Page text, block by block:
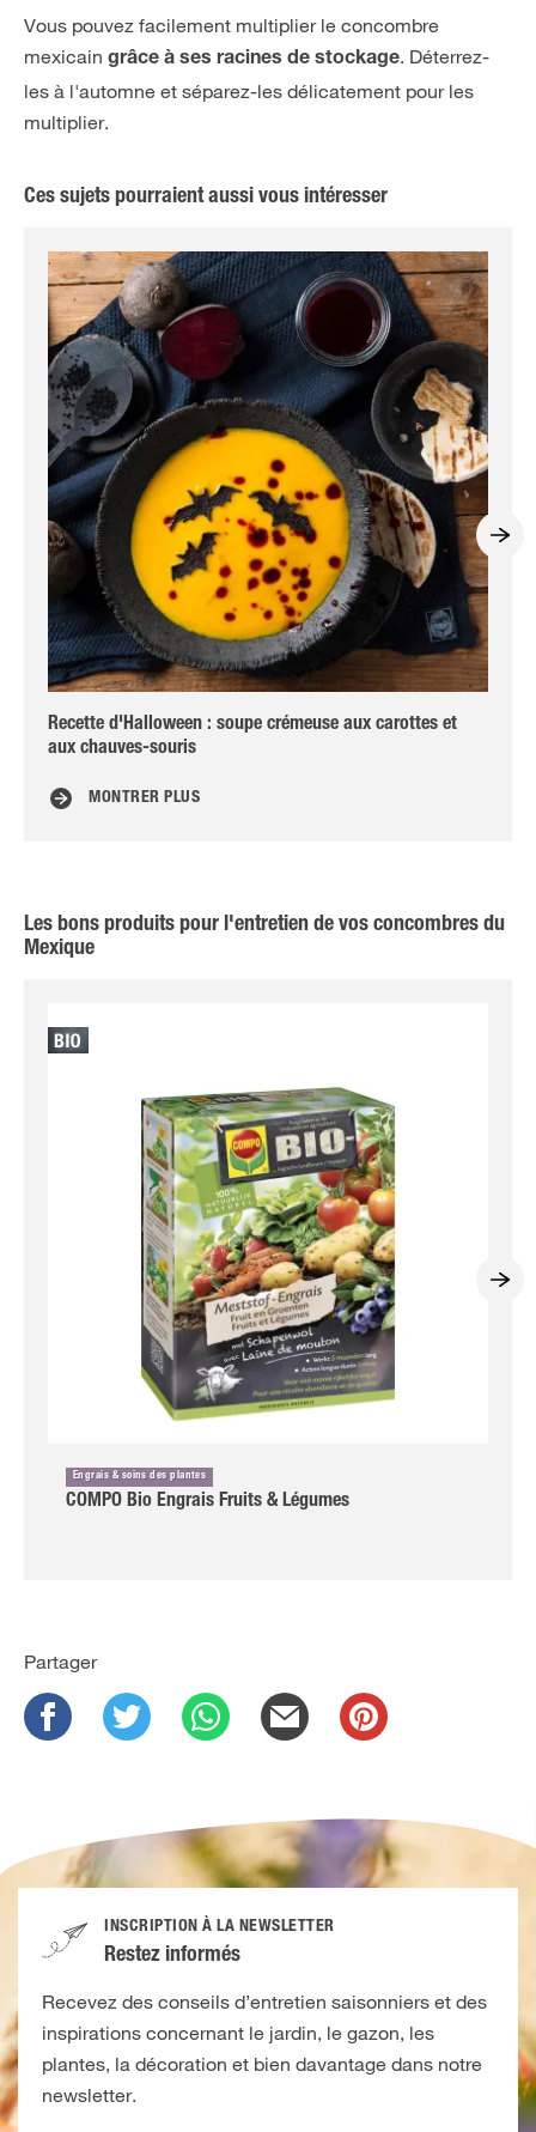
Vous pouvez facilement multiplier le concombre
mexicain grâce à ses racines de stockage. Déterrez-
les à l'automne et séparez-les délicatement pour les
multiplier.
Ces sujets pourraient aussi vous intéresser
Recette d'Halloween : soupe crémeuse aux carottes et
aux chauves-souris
MONTRER PLUS
Les bons produits pour l'entretien de vos concombres du
Mexique
Engrais & soins des plantes
COMPO Bio Engrais Fruits & Légumes
Partager
INSCRIPTION À LA NEWSLETTER
Restez informés
Recevez des conseils d’entretien saisonniers et des
inspirations concernant le jardin, le gazon, les
plantes, la décoration et bien davantage dans notre
newsletter.